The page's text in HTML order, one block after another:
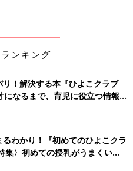
ンキング
！解決する本『ひよこクラブ
なるまで、育児に役立つ情報が
わかり！『初めてのひよこクラ
集〉初めての授乳がうまくい
の基本と夏のトラブル 解決テ